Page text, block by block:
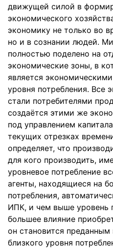
движущей силой в
экономического
экономику не только во
но и в сознании людей.
полностью поделено на
экономические зоны, в
является
уровня потребления. Все
стали потребителями
создаётся этими же
под управлением
текущих отрезках
определяет, что
для кого производить,
уровневое потребление
агенты, находящиеся на
потребления,
ИПК, и чем выше уровень
большее влияние
он становится преданным
близкого уровня